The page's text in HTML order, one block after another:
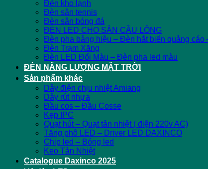
Đèn kho lạnh
Đèn sân tennis
Đèn sân bóng đá
ĐÈN LED CHO SÂN CẦU LÔNG
Đèn pha bảng hiệu – Đèn hắt biển quảng
Đèn Trạm Xăng
Đèn LED Đổi Màu – Đèn pha led màu
ĐÈN NĂNG LƯỢNG MẶT TRỜI
Sản phẩm khác
Dây điện chịu nhiệt Amiang
Dây rút nhựa
Đầu cos – Đầu Cosse
Kẹp IPC
Quạt hút – Quạt tản nhiệt ( điện 220v AC)
Tăng phô LED – Driver LED DAXINCO
Chip led – Bóng led
Keo Tản Nhiệt
Catalogue Daxinco 2025